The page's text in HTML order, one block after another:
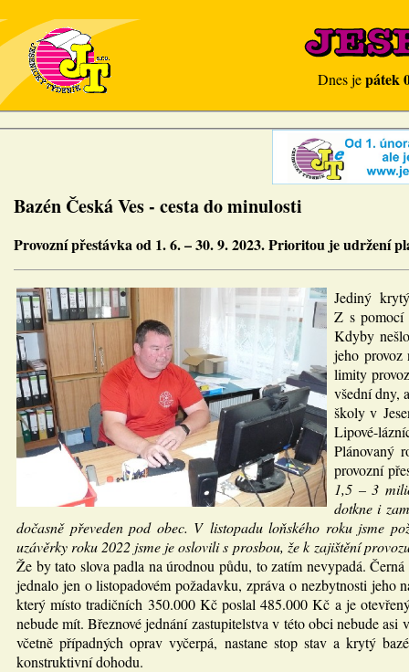
Dnes jepátek
Bazén Česká Ves - cesta do minulosti
Provozní přestávka od 1. 6. – 30. 9. 2023. Prioritou je udržení
Jediný
Z s pomocí
Kdyby
jeho provoz
limity
všední dny,
školy v
Lipové-
Plánovaný
provozní
1,5 – 3
dotkne i
dočasně převeden pod obec. V listopadu loňského roku jsme
uzávěrky roku 2022 jsme je oslovili s prosbou, že k zajištění
Že by tato slova padla na úrodnou půdu, to zatím nevypadá.
jednalo jen o listopadovém požadavku, zpráva o nezbytnosti jeho
který místo tradičních 350.000 Kč poslal 485.000 Kč a je
nebude mít. Březnové jednání zastupitelstva v této obci nebude
včetně případných oprav vyčerpá, nastane stop stav a krytý
konstruktivní dohodu.